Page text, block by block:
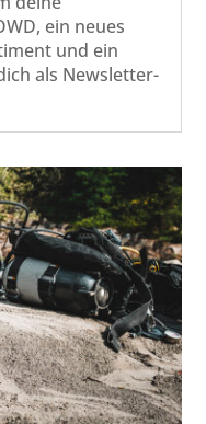
ein neues
und ein
als Newsletter-